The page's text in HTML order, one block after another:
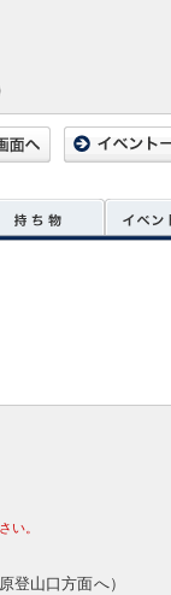
い。
登山口方面へ）